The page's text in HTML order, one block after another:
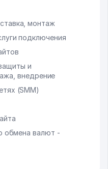
монтаж
подключения
и
внедрение
(SMM)
обмена валют -